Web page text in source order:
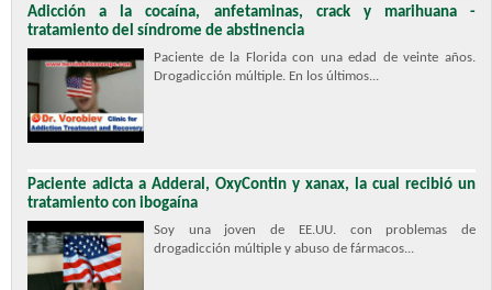
Adicción a la cocaína, anfetaminas, crack y marihuana -
tratamiento del síndrome de abstinencia
Paciente de la Florida con una edad de veinte años.
Drogadicción múltiple. En los últimos...
Paciente adicta a Adderal, OxyContin y xanax, la cual recibió un
tratamiento con ibogaína
Soy una joven de EE.UU. con problemas de
drogadicción múltiple y abuso de fármacos...